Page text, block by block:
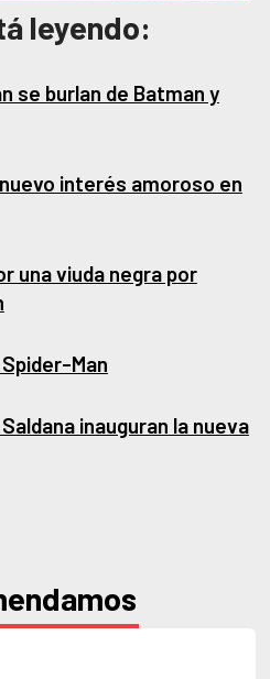
leyendo:
se burlan de Batman y
interés amoroso en
una viuda negra por
Man
inauguran la nueva